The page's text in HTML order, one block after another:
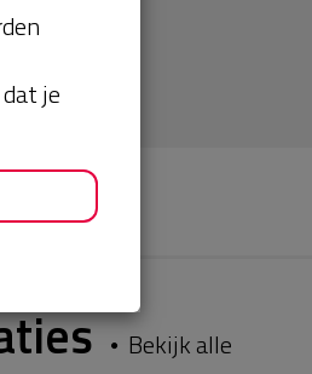
Bekijk alle
je